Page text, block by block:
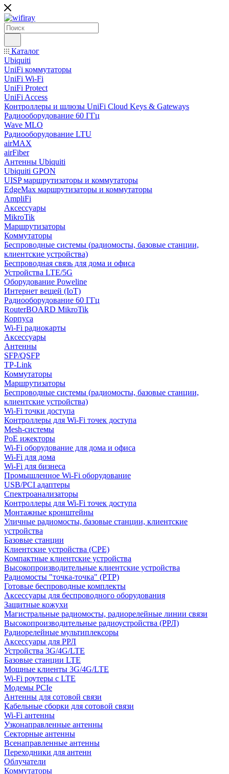
Каталог
Ubiquiti
UniFi коммутаторы
UniFi Wi-Fi
UniFi Protect
UniFi Access
Контроллеры и шлюзы UniFi Cloud Keys & Gateways
Радиооборудование 60 ГГц
Wave MLO
Радиооборудование LTU
airMAX
airFiber
Антенны Ubiquiti
Ubiquiti GPON
UISP маршрутизаторы и коммутаторы
EdgeMax маршрутизаторы и коммутаторы
AmpliFi
Аксессуары
MikroTik
Маршрутизаторы
Коммутаторы
Беспроводные системы (радиомосты, базовые станции,
клиентские устройства)
Беспроводная связь для дома и офиса
Устройства LTE/5G
Оборудование Poweline
Интернет вещей (IoT)
Радиооборудование 60 ГГц
RouterBOARD MikroTik
Корпуса
Wi-Fi радиокарты
Аксессуары
Антенны
SFP/QSFP
TP-Link
Коммутаторы
Маршрутизаторы
Беспроводные системы (радиомосты, базовые станции,
клиентские устройства)
Wi-Fi точки доступа
Контроллеры для Wi-Fi точек доступа
Mesh-системы
PoE ижекторы
Wi-Fi оборудование для дома и офиса
Wi-Fi для дома
Wi-Fi для бизнеса
Промышленное Wi-Fi оборудование
USB/PCI адаптеры
Cпектроанализаторы
Контроллеры для Wi-Fi точек доступа
Монтажные кронштейны
Уличные радиомосты, базовые станции, клиентские
устройства
Базовые станции
Клиентские устройства (CPE)
Компактные клиентские устройства
Высокопроизводительные клиентские устройства
Радиомосты "точка-точка" (PTP)
Готовые беспроводные комплекты
Аксессуары для беспроводного оборудования
Защитные кожухи
Магистральные радиомосты, радиорелейные линии связи
Высокопроизводительные радиоустройства (РРЛ)
Радиорелейные мультиплексоры
Аксессуары для РРЛ
Устройства 3G/4G/LTE
Базовые станции LTE
Мощные клиенты 3G/4G/LTE
Wi-Fi роутеры с LTE
Модемы PCIe
Антенны для сотовой связи
Кабельные сборки для сотовой связи
Wi-Fi антенны
Узконаправленные антенны
Секторные антенны
Всенаправленные антенны
Переходники для антенн
Облучатели
Коммутаторы